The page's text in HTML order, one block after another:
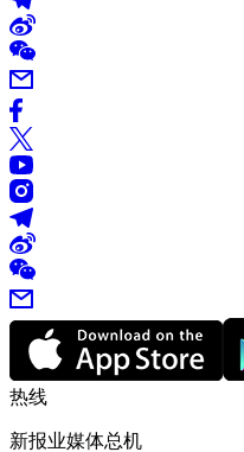
热线
新报业媒体总机